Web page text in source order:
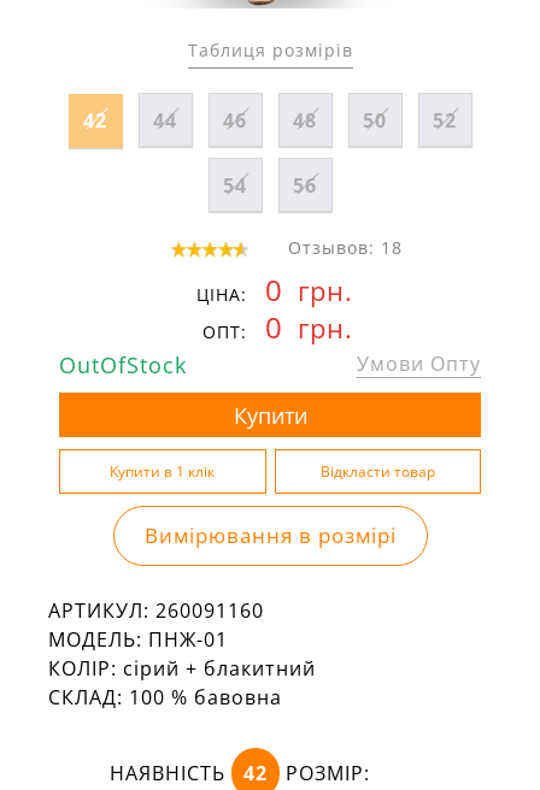
Таблиця розмірів
42 44 46 48 50 52
54 56
Отзывов: 18
ЦІНА: 0 грн.
ОПТ: 0 грн.
OutOfStock Умови Опту
Вимірювання в розмірі
АРТИКУЛ: 260091160
МОДЕЛЬ: ПНЖ-01
КОЛІР: сірий + блакитний
СКЛАД: 100 % бавовна
НАЯВНІСТЬ 42 РОЗМІР: